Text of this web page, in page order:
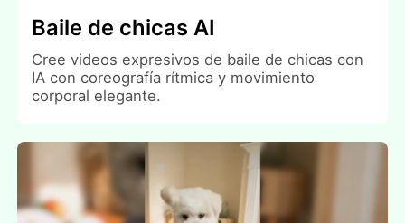
Baile de chicas AI
Cree videos expresivos de baile de chicas con
IA con coreografía rítmica y movimiento
corporal elegante.